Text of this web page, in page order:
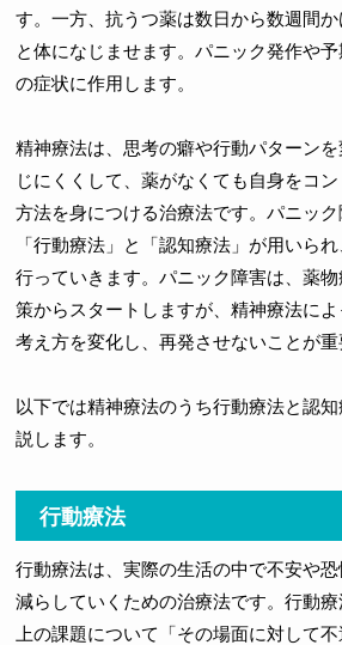
す。一方、抗うつ薬は数日から数週間
と体になじませます。パニック発作や
の症状に作用します。
精神療法は、思考の癖や行動パターン
じにくくして、薬がなくても自身をコ
方法を身につける治療法です。パニッ
「行動療法」と「認知療法」が用いら
行っていきます。パニック障害は、薬
策からスタートしますが、精神療法に
考え方を変化し、再発させないことが重
以下では精神療法のうち行動療法と認
説します。
行動療法
行動療法は、実際の生活の中で不安や
減らしていくための治療法です。行動
上の課題について「その場面に対して